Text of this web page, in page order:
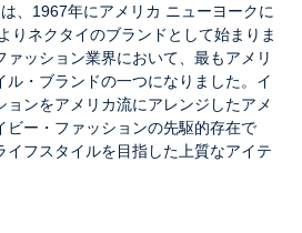
、1967年にアメリカ ニューヨークに
りネクタイのブランドとして始まりま
ァッション業界において、最もアメリ
ル・ブランドの一つになりました。イ
ョンをアメリカ流にアレンジしたアメ
ビー・ファッションの先駆的存在で
イフスタイルを目指した上質なアイテ